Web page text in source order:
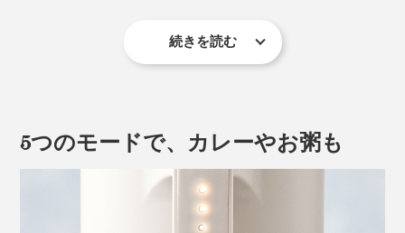
しかも、日頃不足しがちな野菜をたっぷり、おいしく摂
れて、手抜き感はゼロ。毎日の食事作りはもちろん、離
続きを読む
5つのモードで、カレーやお粥も